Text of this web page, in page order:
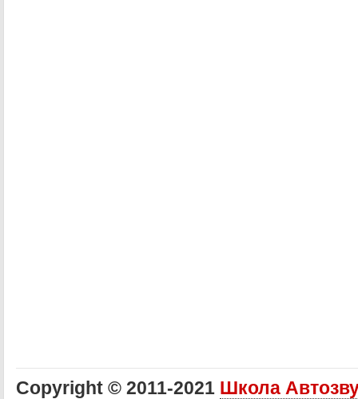
Copyright © 2011-2021 Школа